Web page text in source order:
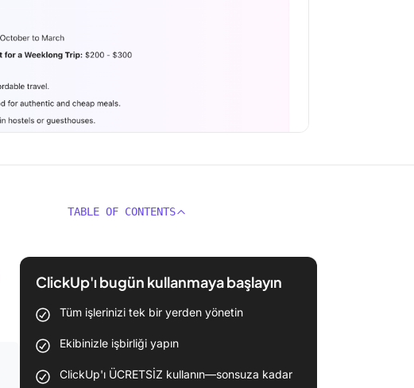
TABLE OF CONTENTS
ClickUp'ı bugün kullanmaya başlayın
Tüm işlerinizi tek bir yerden yönetin
Ekibinizle işbirliği yapın
ClickUp'ı ÜCRETSİZ kullanın—sonsuza kadar